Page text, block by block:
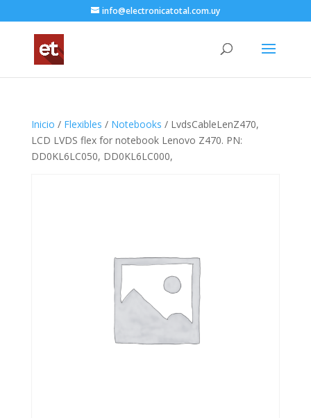
info@electronicatotal.com.uy
Inicio / Flexibles / Notebooks / LvdsCableLenZ470,
LCD LVDS flex for notebook Lenovo Z470. PN:
DD0KL6LC050, DD0KL6LC000,